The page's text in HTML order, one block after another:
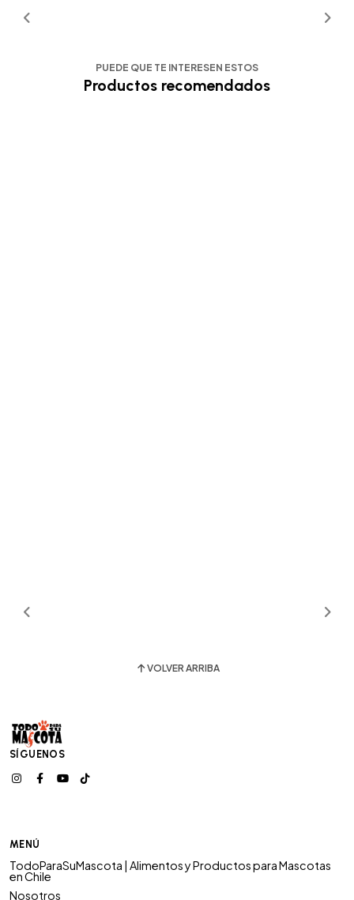
PUEDE QUE TE INTERESEN ESTOS
Productos recomendados
VOLVER ARRIBA
SÍGUENOS
MENÚ
TodoParaSuMascota | Alimentos y Productos para Mascotas
en Chile
Nosotros